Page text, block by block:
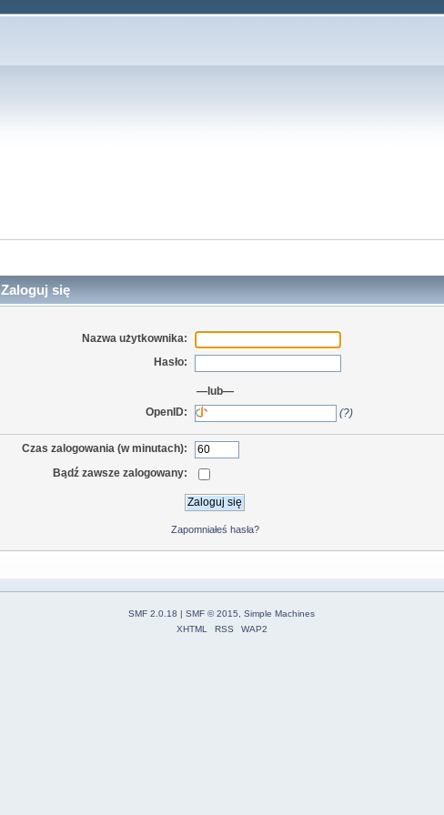
Zaloguj się
Nazwa użytkownika:
Hasło:
—lub—
OpenID:
(?)
Czas zalogowania (w minutach):
Bądź zawsze zalogowany:
Zapomniałeś hasła?
SMF 2.0.18 | SMF © 2015
Simple Machines
XHTML
RSS WAP2